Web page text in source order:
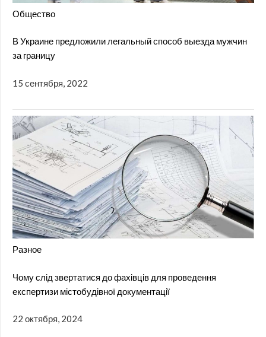
Общество
В Украине предложили легальный способ выезда мужчин
за границу
15 сентября, 2022
Разное
Чому слід звертатися до фахівців для проведення
експертизи містобудівної документації
22 октября, 2024